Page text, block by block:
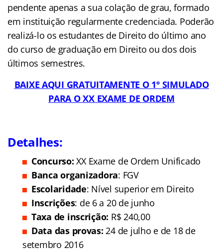
pendente apenas a sua colação de grau, formado
em instituição regularmente credenciada. Poderão
realizá-lo os estudantes de Direito do último ano
do curso de graduação em Direito ou dos dois
últimos semestres.
BAIXE AQUI GRATUITAMENTE O 1º SIMULADO
PARA O XX EXAME DE ORDEM
Detalhes:
Concurso:XX Exame de Ordem Unificado
Banca organizadora: FGV
Escolaridade: Nível superior em Direito
Inscrições: de 6 a 20 de junho
Taxa de inscrição: R$ 240,00
Data das provas:24 de julho e de 18 de
setembro 2016